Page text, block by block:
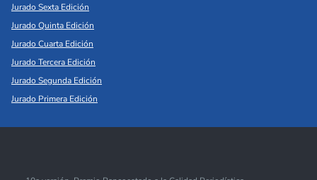
Jurado Sexta Edición
Jurado Quinta Edición
Jurado Cuarta Edición
Jurado Tercera Edición
Jurado Segunda Edición
Jurado Primera Edición